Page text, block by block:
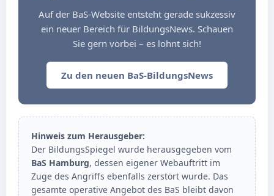
Auf der BaS-Website entsteht gerade sukzessiv
ein neuer Bereich für BildungsNews. Schauen
Sie gern vorbei – es lohnt sich!
Zu den neuen BaS-BildungsNews
Hinweis zum Herausgeber:
Der BildungsSpiegel wurde herausgegeben vom
BaS Hamburg, dessen eigener Webauftritt im
Zuge des Angriffs ebenfalls zerstört wurde. Das
gesamte operative Angebot des BaS bleibt davon